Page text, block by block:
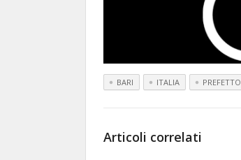
BARI ITALIA PREFETTO
Articoli correlati